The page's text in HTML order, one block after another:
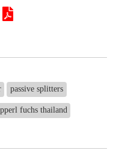
passive splitters
fuchs thailand